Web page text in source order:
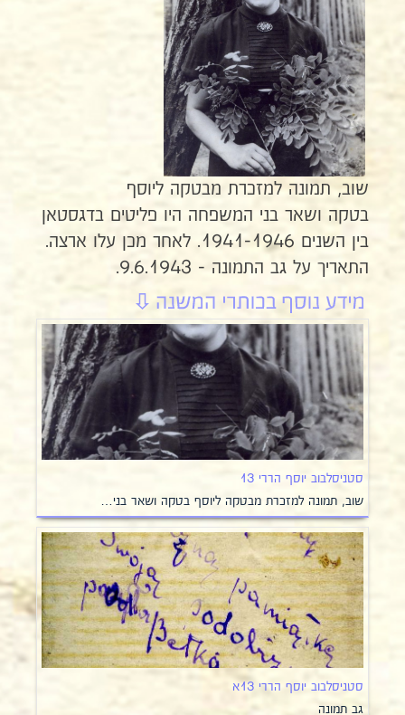
שוב, תמונה למזכרת מבטקה ליוסף
בטקה ושאר בני המשפחה היו פליטים בדגסטאן
בין השנים 1941-1946. לאחר מכן עלו ארצה.
התאריך על גב התמונה - 9.6.1943.
סטניסלבוב יוסף הררי 13
שוב, תמונה למזכרת מבטקה ליוסף בטקה ושאר בני…
סטניסלבוב יוסף הררי 13א
גב תמונה